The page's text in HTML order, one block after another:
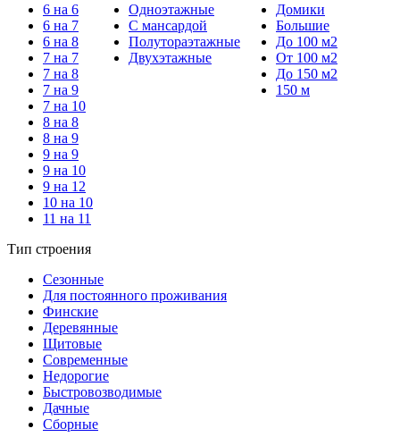
6 на 6
6 на 7
6 на 8
7 на 7
7 на 8
7 на 9
7 на 10
8 на 8
8 на 9
9 на 9
9 на 10
9 на 12
10 на 10
11 на 11
Одноэтажные
С мансардой
Полутораэтажные
Двухэтажные
Домики
Большие
До 100 м2
От 100 м2
До 150 м2
150 м
Тип строения
Сезонные
Для постоянного проживания
Финские
Деревянные
Щитовые
Современные
Недорогие
Быстровозводимые
Дачные
Сборные